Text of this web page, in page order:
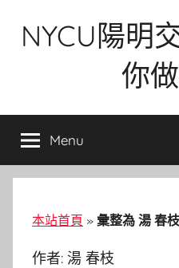
NYCU陽明
你
Menu
本站首頁 » 彙整為 湯 春枝
作者: 湯 春枝